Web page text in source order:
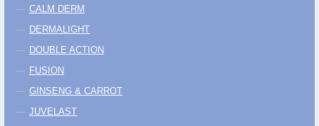
CALM DERM
DERMALIGHT
DOUBLE ACTION
FUSION
GINSENG & CARROT
JUVELAST